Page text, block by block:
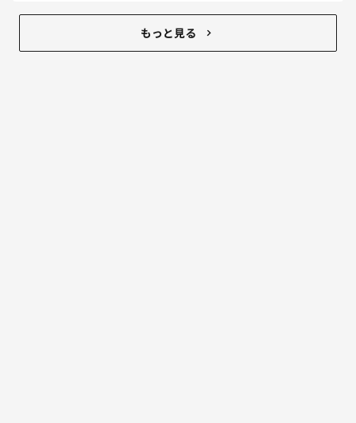
我が家ってましたようーーーー。笑
もっと見る